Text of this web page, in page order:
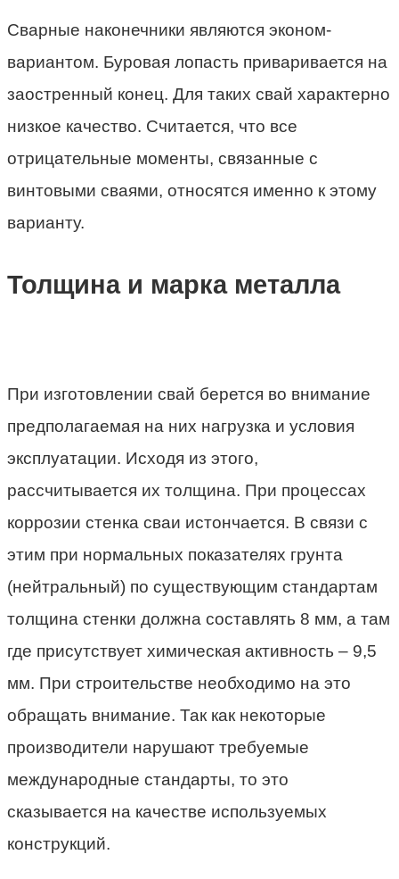
Сварные наконечники являются эконом-
вариантом. Буровая лопасть приваривается на
заостренный конец. Для таких свай характерно
низкое качество. Считается, что все
отрицательные моменты, связанные с
винтовыми сваями, относятся именно к этому
варианту.
Толщина и марка металла
При изготовлении свай берется во внимание
предполагаемая на них нагрузка и условия
эксплуатации. Исходя из этого,
рассчитывается их толщина. При процессах
коррозии стенка сваи истончается. В связи с
этим при нормальных показателях грунта
(нейтральный) по существующим стандартам
толщина стенки должна составлять 8 мм, а там
где присутствует химическая активность – 9,5
мм. При строительстве необходимо на это
обращать внимание. Так как некоторые
производители нарушают требуемые
международные стандарты, то это
сказывается на качестве используемых
конструкций.